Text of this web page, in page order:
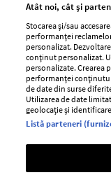
GSP
Unica
Baby
Retete
Pariază
Jocurile
Atât noi, cât și
Stocarea și/sau
performanței
personalizat.
conținut personalizat.
personalizate.
performanței
de date din surse
Utilizarea de date
geolocație și
Listă parteneri